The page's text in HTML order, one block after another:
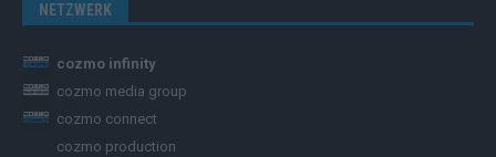
NETZWERK
cozmo infinity
cozmo media group
cozmo connect
cozmo production